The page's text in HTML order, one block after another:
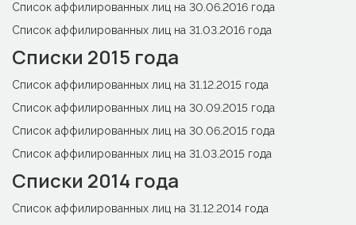
Список аффилированных лиц на 30.06.2016 года
Список аффилированных лиц на 31.03.2016 года
Списки 2015 года
Список аффилированных лиц на 31.12.2015 года
Список аффилированных лиц на 30.09.2015 года
Список аффилированных лиц на 30.06.2015 года
Список аффилированных лиц на 31.03.2015 года
Списки 2014 года
Список аффилированных лиц на 31.12.2014 года